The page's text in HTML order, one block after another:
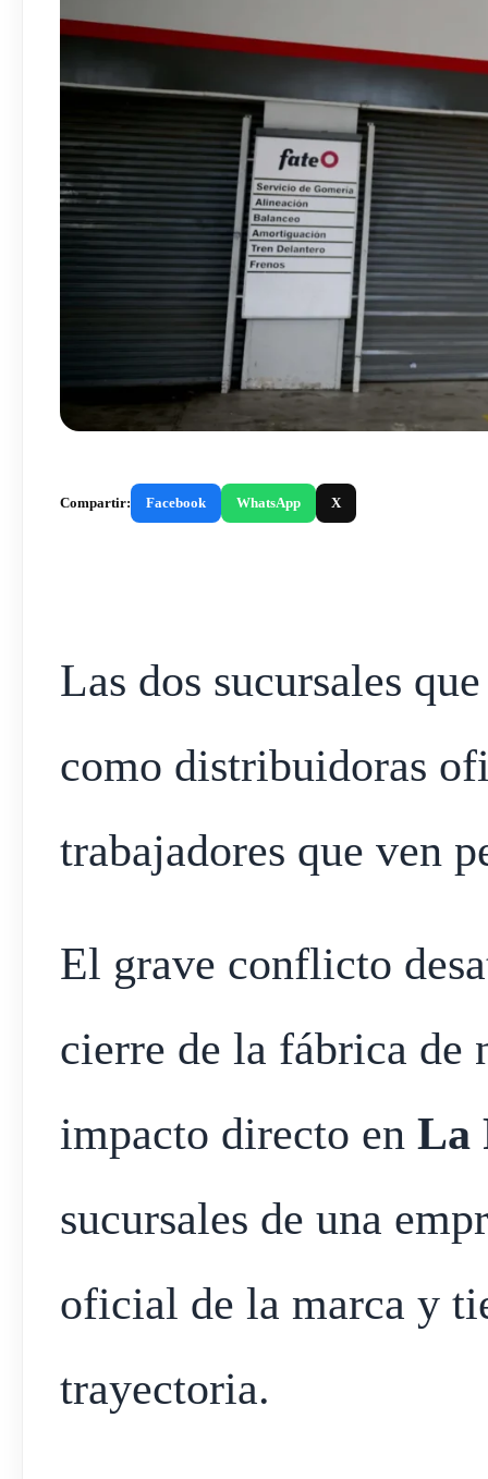
Compartir: Facebook WhatsApp X
Las dos sucursales
como distribuidoras
trabajadores que ven
El grave conflicto
cierre de la fábrica de
impacto directo en La
sucursales de una
oficial de la marca y
trayectoria.